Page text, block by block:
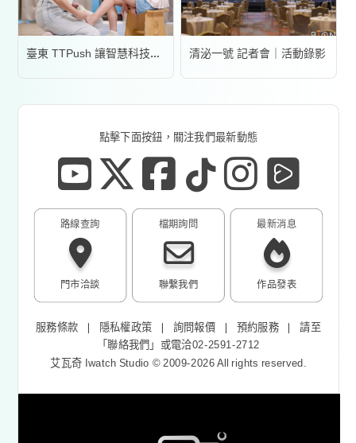
臺東 TTPush 讓智慧科技更有溫度 | 形象影片 清泌一號 記者會｜活動錄影
點擊下面按鈕，關注我們最新動態
路線查詢
門市洽談
最新消息
作品發表
檔期詢問
聯繫我們
服務條款 ❘ 隱私權政策 ❘詢問報價 ❘預約服務 ❘請至
「聯絡我們 」或電洽02-2591-2712
艾瓦奇 Iwatch Studio © 2009-2026 All rights reserved.